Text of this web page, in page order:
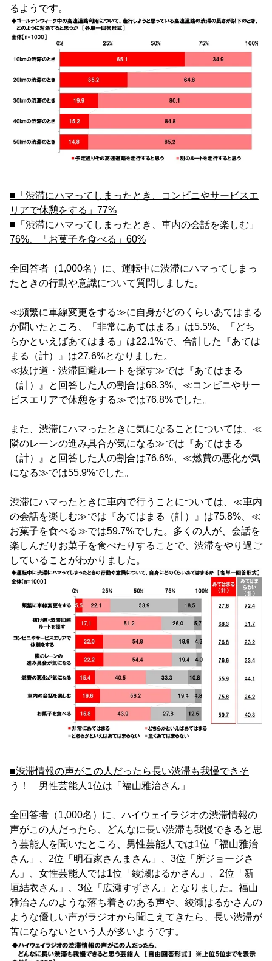
るようです。
■「渋滞にハマってしまったとき、コンビニやサービスエ
リアで休憩をする」77%
■「渋滞にハマってしまったとき、車内の会話を楽しむ」
76%、「お菓子を食べる」60%
全回答者（1,000名）に、運転中に渋滞にハマってしまっ
たときの行動や意識について質問しました。
≪頻繁に車線変更をする≫に自身がどのくらいあてはまる
か聞いたところ、「非常にあてはまる」は5.5%、「どち
らかといえばあてはまる」は22.1%で、合計した『あては
まる（計）』は27.6%となりました。
≪抜け道・渋滞回避ルートを探す≫では『あてはまる
（計）』と回答した人の割合は68.3%、≪コンビニやサー
ビスエリアで休憩をする≫では76.8%でした。
また、渋滞にハマったときに気になることについては、≪
隣のレーンの進み具合が気になる≫では『あてはまる
（計）』と回答した人の割合は76.6%、≪燃費の悪化が気
になる≫では55.9%でした。
渋滞にハマったときに車内で行うことについては、≪車内
の会話を楽しむ≫では『あてはまる（計）』は75.8%、≪
お菓子を食べる≫では59.7%でした。多くの人が、会話を
楽しんだりお菓子を食べたりすることで、渋滞をやり過ご
していることがわかりました。
■渋滞情報の声がこの人だったら長い渋滞も我慢できそ
う！ 男性芸能人1位は「福山雅治さん」
全回答者（1,000名）に、ハイウェイラジオの渋滞情報の
声がこの人だったら、どんなに長い渋滞も我慢できると思
う芸能人を聞いたところ、男性芸能人では1位「福山雅治
さん」、2位「明石家さんまさん」、3位「所ジョージさ
ん」、女性芸能人では1位「綾瀬はるかさん」、2位「新
垣結衣さん」、3位「広瀬すずさん」となりました。福山
雅治さんのような落ち着きのある声や、綾瀬はるかさんの
ような優しい声がラジオから聞こえてきたら、長い渋滞が
苦にならないという人が多いようです。